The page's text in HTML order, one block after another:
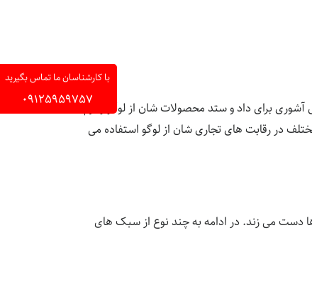
آشوری برای داد و ستد محصولات شان از لوگو و آرم
در رقابت های تجاری شان از لوگو استفاده می
دست می زند. در ادامه به چند نوع از سبک های
با کارشناسان ما تماس بگیرید
09125959757